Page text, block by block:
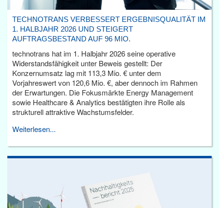
TECHNOTRANS VERBESSERT ERGEBNISQUALITÄT IM
1. HALBJAHR 2026 UND STEIGERT
AUFTRAGSBESTAND AUF 96 MIO.
technotrans hat im 1. Halbjahr 2026 seine operative
Widerstandsfähigkeit unter Beweis gestellt: Der
Konzernumsatz lag mit 113,3 Mio. € unter dem
Vorjahreswert von 120,6 Mio. €, aber dennoch im Rahmen
der Erwartungen. Die Fokusmärkte Energy Management
sowie Healthcare & Analytics bestätigten ihre Rolle als
strukturell attraktive Wachstumsfelder.
Weiterlesen...